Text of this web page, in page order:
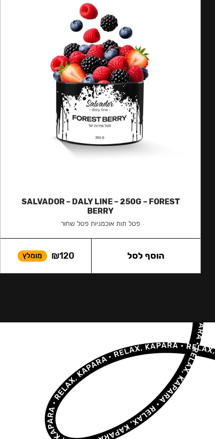
SALVADOR – DALY LINE – 250G – FOREST
BERRY
פטל תות אוכמניות פטל שחור
₪120 מומלץ הוסף לסל